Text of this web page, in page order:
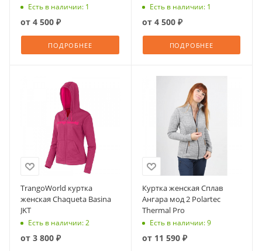
Есть в наличии: 1
от 4 500 ₽
ПОДРОБНЕЕ
Есть в наличии: 1
от 4 500 ₽
ПОДРОБНЕЕ
TrangoWorld куртка
женская Chaqueta Basina
JKT
Есть в наличии: 2
от 3 800 ₽
Куртка женская Сплав
Ангара мод 2 Polartec
Thermal Pro
Есть в наличии: 9
от 11 590 ₽